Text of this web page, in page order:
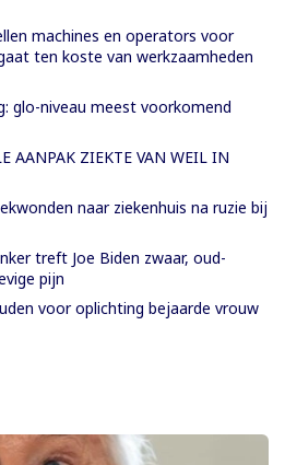
machines en operators voor
ten koste van werkzaamheden
glo-niveau meest voorkomend
AANPAK ZIEKTE VAN WEIL IN
naar ziekenhuis na ruzie bij
treft Joe Biden zwaar, oud-
pijn
voor oplichting bejaarde vrouw